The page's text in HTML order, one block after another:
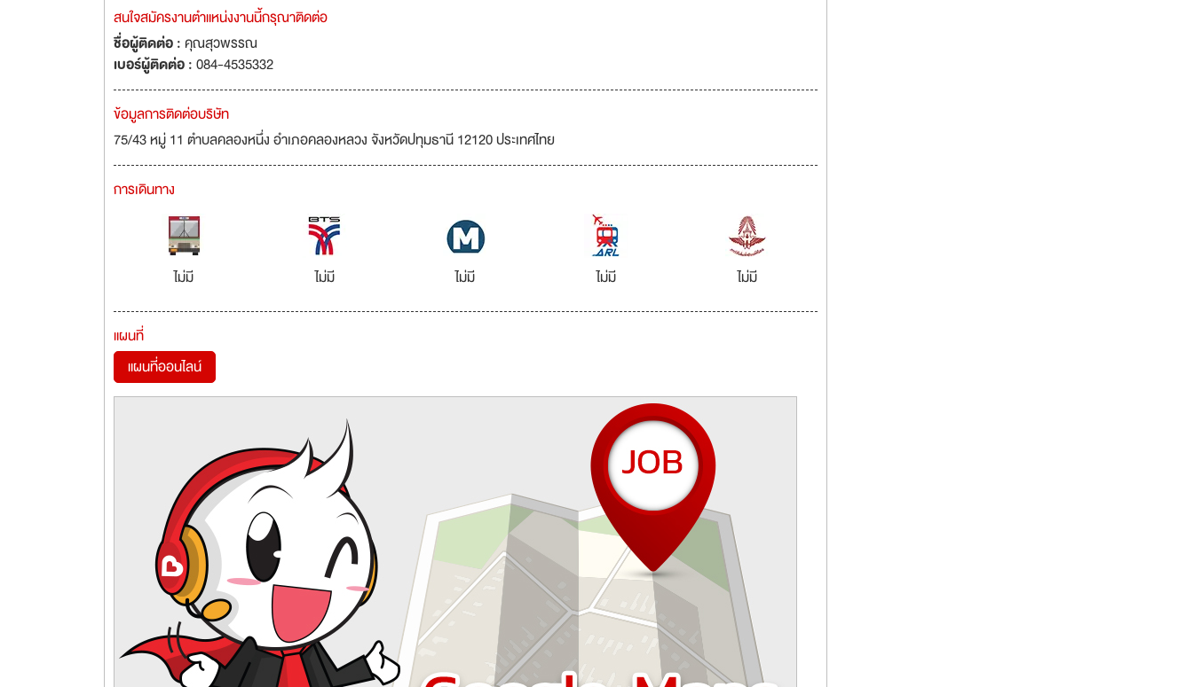
สนใจสมัครงานตำแหน่งงานนี้กรุณาติดต่อ
ชื่อผู้ติดต่อ :คุณสุวพรรณ
เบอร์ผู้ติดต่อ :084-4535332
ข้อมูลการติดต่อบริษัท
75/43 หมู่ 11 ตำบลคลองหนึ่ง อำเภอคลองหลวง จังหวัดปทุมธานี 12120 ประเทศไทย
การเดินทาง
ไม่มี ไม่มี ไม่มี ไม่มี ไม่มี
แผนที่
แผนที่ออนไลน์